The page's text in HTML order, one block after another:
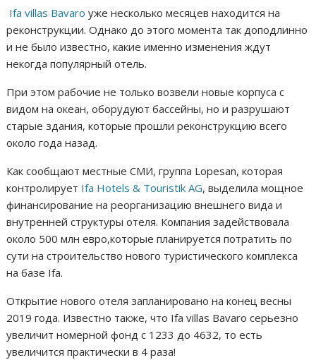
Ifa villas Bavaro уже несколько месяцев находится на
реконструкции. Однако до этого момента так доподлинно
и не было известно, какие именно изменения ждут
некогда популярный отель.
При этом рабочие не только возвели новые корпуса с
видом на океан, оборудуют бассейны, но и разрушают
старые здания, которые прошли реконструкцию всего
около года назад.
Как сообщают местные СМИ, группа Lopesan, которая
контролирует Ifa Hotels & Touristik AG, выделила мощное
финансирование на реорганизацию внешнего вида и
внутренней структуры отеля. Компания задействовала
около 500 млн евро,которые планируется потратить по
сути на строительство нового туристического комплекса
на базе Ifa.
Открытие нового отеля запланировано на конец весны
2019 года. Известно также, что Ifa villas Bavaro серьезно
увеличит номерной фонд с 1233 до 4632, то есть
увеличится практически в 4 раза!